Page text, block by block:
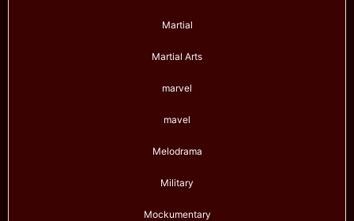
Martial
Martial Arts
marvel
mavel
Melodrama
Military
Mockumentary